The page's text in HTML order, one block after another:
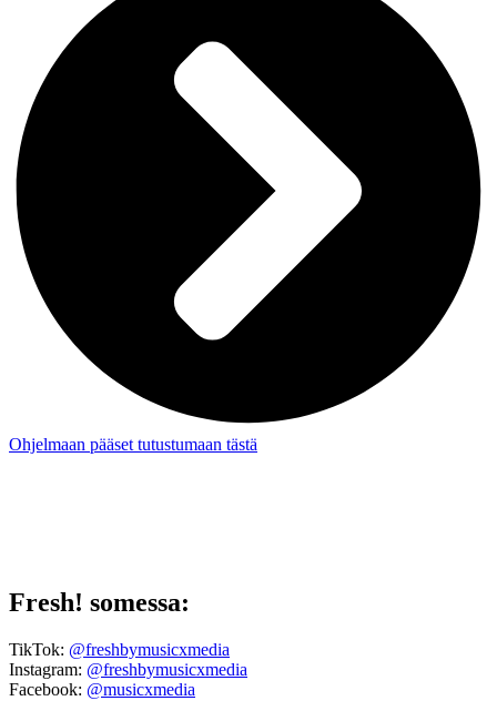
Ohjelmaan pääset tutustumaan tästä
Fresh! somessa:
TikTok: @freshbymusicxmedia
Instagram: @freshbymusicxmedia
Facebook: @musicxmedia